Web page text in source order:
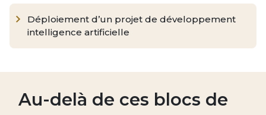
Déploiement d’un projet de développement
intelligence artificielle
Au-delà de ces blocs de